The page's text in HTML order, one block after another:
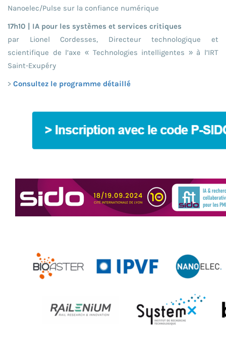
Nanoelec/Pulse sur la confiance numérique
17h10 | IA pour les systèmes et services critiques
par Lionel Cordesses, Directeur technologique et
scientifique de l’axe « Technologies intelligentes » à l’IRT
Saint-Exupéry
> Consultez le programme détaillé